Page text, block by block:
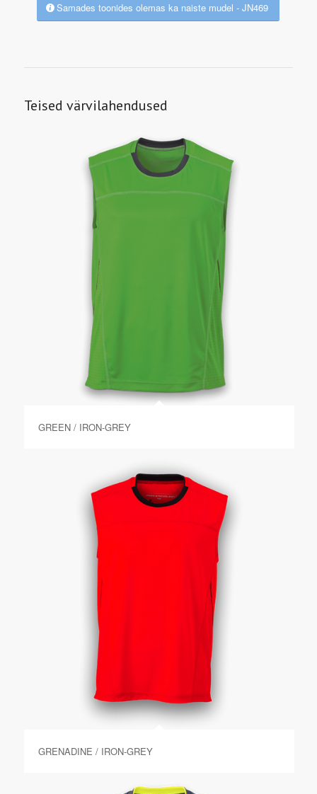
Samades toonides olemas ka naiste mudel - JN469
Teised värvilahendused
GREEN / IRON-GREY
GRENADINE / IRON-GREY